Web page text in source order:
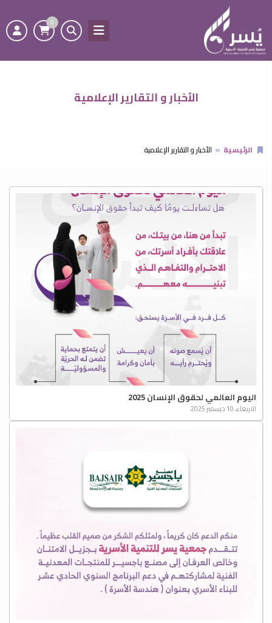
0
الأخبار و التقارير الإعلامية
الرئيسية الأخبار و التقارير الإعلامية
اليوم العالمي لحقوق الإنسان 2025
الاربعاء، 10 ديسمبر 2025